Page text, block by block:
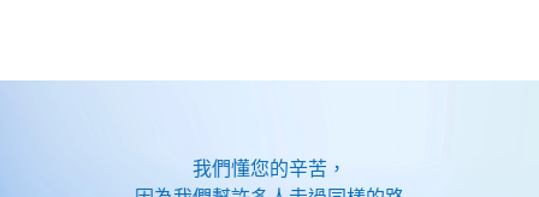
我們懂您的辛苦，